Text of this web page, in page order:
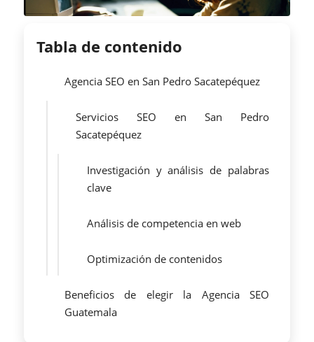
Tabla de contenido
Agencia SEO en San Pedro Sacatepéquez
Servicios SEO en San Pedro
Sacatepéquez
Investigación y análisis de palabras
clave
Análisis de competencia en web
Optimización de contenidos
Beneficios de elegir la Agencia SEO
Guatemala